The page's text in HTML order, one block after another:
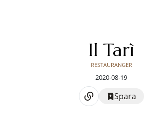
Il Tarì
RESTAURANGER
2020-08-19
Spara